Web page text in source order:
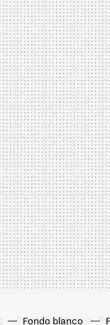
Fondo blanco